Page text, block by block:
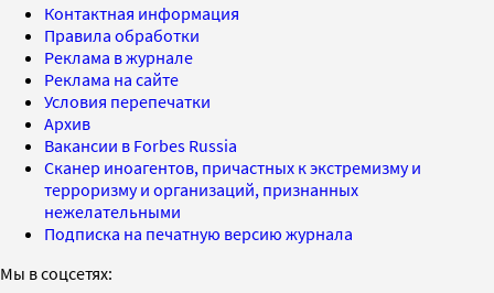
Контактная информация
Правила обработки
Реклама в журнале
Реклама на сайте
Условия перепечатки
Архив
Вакансии в Forbes Russia
Сканер иноагентов, причастных к экстремизму и
терроризму и организаций, признанных
нежелательными
Подписка на печатную версию журнала
Мы в соцсетях: